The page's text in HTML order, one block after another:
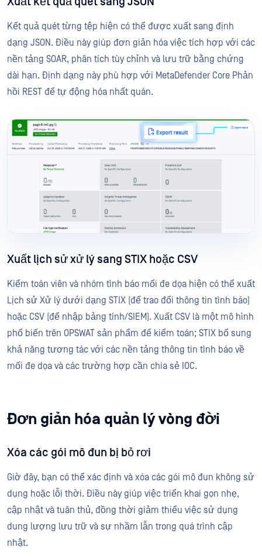
Kết quả quét từng tệp hiện có thể được xuất sang định
dạng JSON. Điều này giúp đơn giản hóa việc tích hợp với các
nền tảng SOAR, phân tích tùy chỉnh và lưu trữ bằng chứng
dài hạn. Định dạng này phù hợp với MetaDefender Core Phản
hồi REST để tự động hóa nhất quán.
Xuất lịch sử xử lý sang STIX hoặc CSV
Kiểm toán viên và nhóm tình báo mối đe dọa hiện có thể xuất
Lịch sử Xử lý dưới dạng STIX (để trao đổi thông tin tình báo)
hoặc CSV (để nhập bảng tính/SIEM). Xuất CSV là một mô hình
phổ biến trên OPSWAT sản phẩm để kiểm toán; STIX bổ sung
khả năng tương tác với các nền tảng thông tin tình báo về
mối đe dọa và các trường hợp cần chia sẻ IOC.
Đơn giản hóa quản lý vòng đời
Xóa các gói mô đun bị bỏ rơi
Giờ đây, bạn có thể xác định và xóa các gói mô đun không sử
dụng hoặc lỗi thời. Điều này giúp việc triển khai gọn nhẹ,
cập nhật và tuân thủ, đồng thời giảm thiểu việc sử dụng
dung lượng lưu trữ và sự nhầm lẫn trong quá trình cập
nhật.